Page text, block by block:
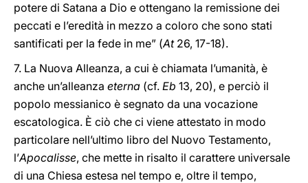
potere di Satana a Dio e ottengano la remissione dei
peccati e l’eredità in mezzo a coloro che sono stati
santificati per la fede in me” (At26, 17-18).
7. La Nuova Alleanza, a cui è chiamata l’umanità, è
anche un’alleanza eterna (cf. Eb 13, 20), e perciò il
popolo messianico è segnato da una vocazione
escatologica. È ciò che ci viene attestato in modo
particolare nell’ultimo libro del Nuovo Testamento,
l’Apocalisse, che mette in risalto il carattere universale
di una Chiesa estesa nel tempo e, oltre il tempo,